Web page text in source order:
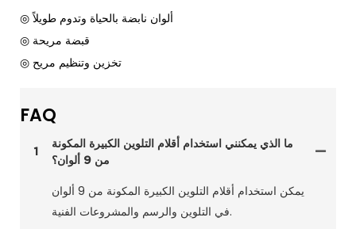
◎ قبضة مريحة
◎ تخزين وتنظيم مريح
FAQ
1
ما الذي يمكنني استخدام أقلام التلوين الكبيرة المكونة
من 9 ألوان؟
يمكن استخدام أقلام التلوين الكبيرة المكونة من 9 ألوان
في التلوين والرسم والمشروعات الفنية.